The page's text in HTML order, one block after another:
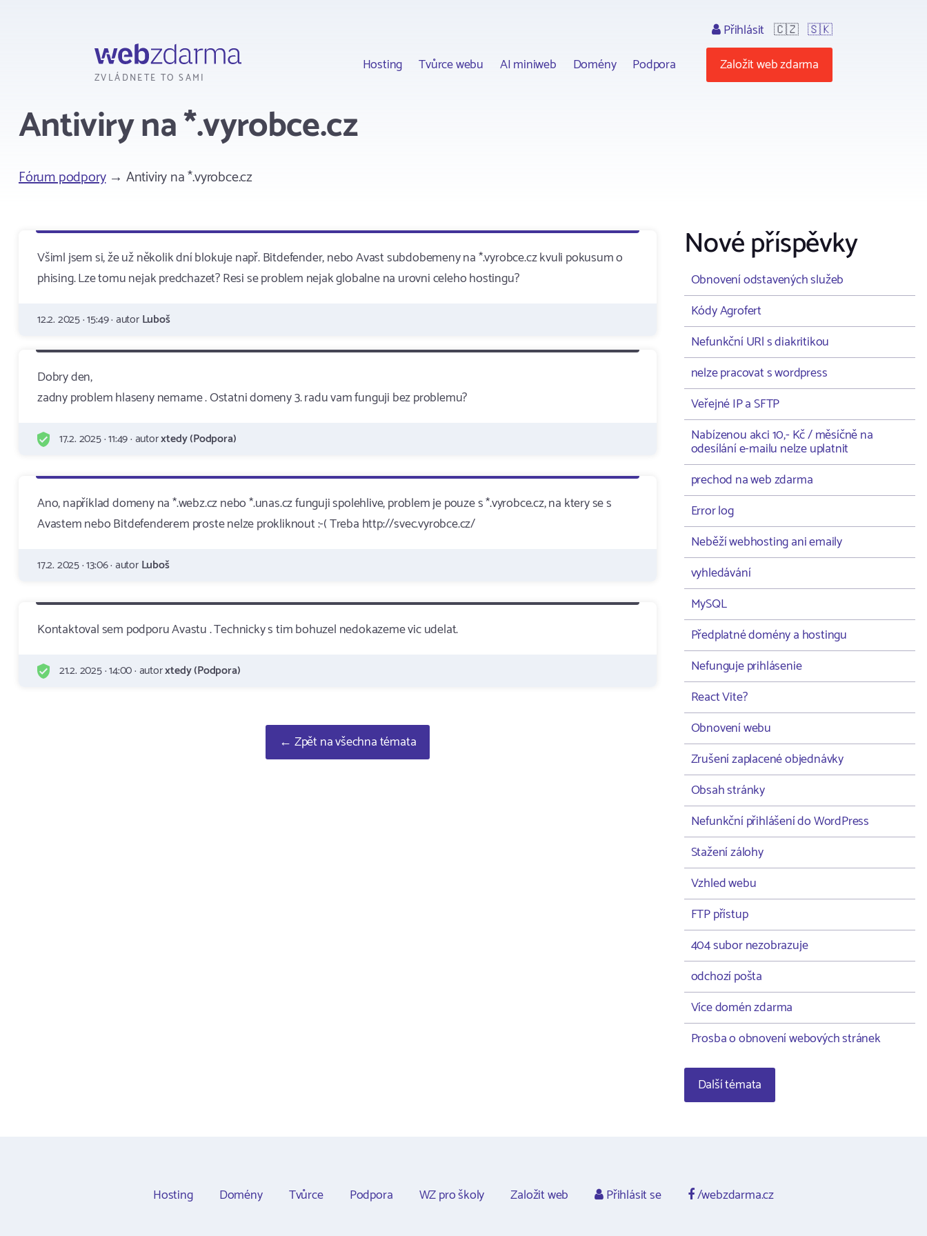
ZVLÁDNETE TO SAMI
Hosting Tvůrce webu AI miniweb Domény Podpora
Přihlásit 🇨🇿 🇸🇰
Založit web zdarma
Antiviry na *.vyrobce.cz
Fórum podpory→ Antiviry na *.vyrobce.cz
Všiml jsem si, že už několik dní blokuje např. Bitdefender, nebo Avast subdobemeny na *.vyrobce.cz kvuli pokusum o
phising. Lze tomu nejak predchazet? Resi se problem nejak globalne na urovni celeho hostingu?
12.2. 2025 · 15:49 · autorLuboš
Dobry den,
zadny problem hlaseny nemame . Ostatni domeny 3. radu vam funguji bez problemu?
17.2. 2025 · 11:49 · autorxtedy (Podpora)
Ano, například domeny na *.webz.cz nebo *.unas.cz funguji spolehlive, problem je pouze s *.vyrobce.cz, na ktery se s
Avastem nebo Bitdefenderem proste nelze prokliknout :-( Treba http://svec.vyrobce.cz/
17.2. 2025 · 13:06 · autorLuboš
Kontaktoval sem podporu Avastu . Technicky s tim bohuzel nedokazeme vic udelat.
21.2. 2025 · 14:00 · autorxtedy (Podpora)
← Zpět na všechna témata
Nové příspěvky
Obnovení odstavených služeb
Kódy Agrofert
Nefunkční URl s diakritikou
nelze pracovat s wordpress
Veřejné IP a SFTP
Nabízenou akci 10,- Kč / měsíčně na
odesílání e-mailu nelze uplatnit
prechod na web zdarma
Error log
Neběží webhosting ani emaily
vyhledávání
MySQL
Předplatné domény a hostingu
Nefunguje prihlásenie
React Vite?
Obnovení webu
Zrušení zaplacené objednávky
Obsah stránky
Nefunkční přihlášení do WordPress
Stažení zálohy
Vzhled webu
FTP přístup
404 subor nezobrazuje
odchozí pošta
Více domén zdarma
Prosba o obnovení webových stránek
Další témata
Hosting Domény Tvůrce Podpora WZ pro školy Založit web Přihlásit se /webzdarma.cz